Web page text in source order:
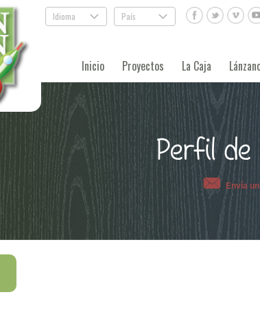
Idioma . País .
Inicio Proyectos La Caja
Perfil de
Envía